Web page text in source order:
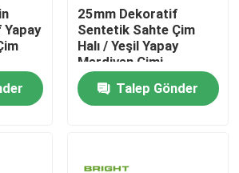
25mm Dekoratif
Sentetik Sahte Çim
Halı / Yeşil Yapay
Merdiven Çimi
60*120cm
Talep Gönder